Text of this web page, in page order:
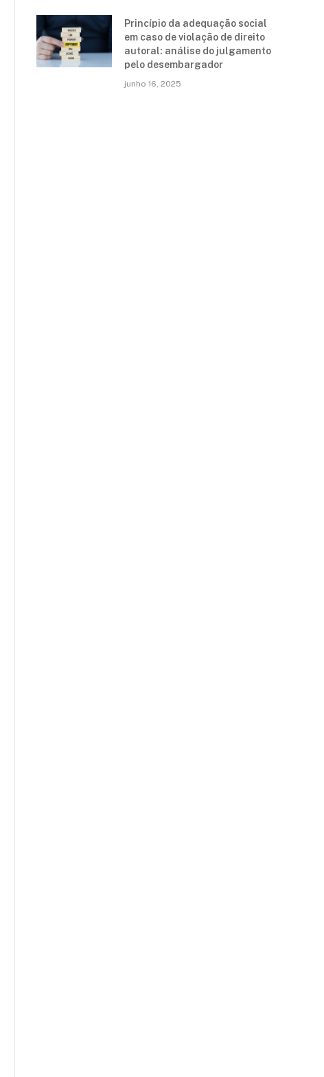
Princípio da adequação social
em caso de violação de direito
autoral: análise do julgamento
pelo desembargador
junho 16, 2025